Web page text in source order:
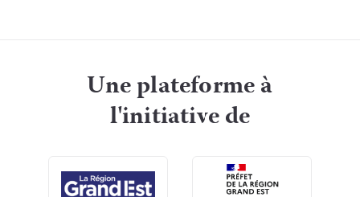
Une plateforme à
l'initiative de